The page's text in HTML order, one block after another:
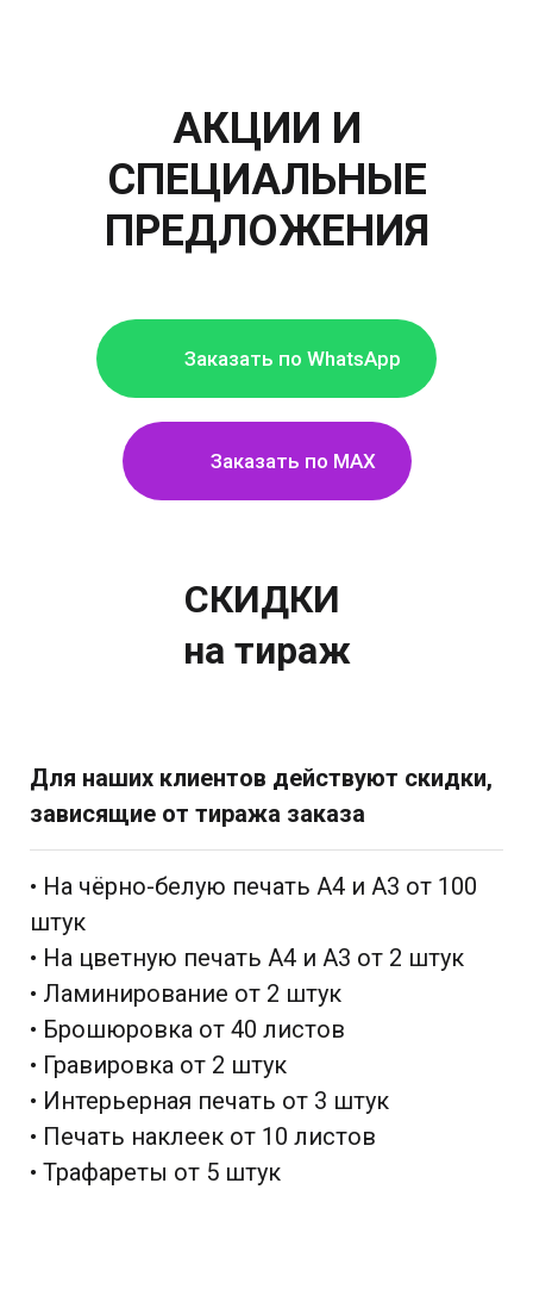
АКЦИИ И
СПЕЦИАЛЬНЫЕ
ПРЕДЛОЖЕНИЯ
Заказать по WhatsApp
Заказать по MAX
СКИДКИ
на тираж
Для наших клиентов действуют скидки,
зависящие от тиража заказа
• На чёрно-белую печать А4 и А3 от 100
штук
• На цветную печать А4 и А3 от 2 штук
• Ламинирование от 2 штук
• Брошюровка от 40 листов
• Гравировка от 2 штук
• Интерьерная печать от 3 штук
• Печать наклеек от 10 листов
• Трафареты от 5 штук